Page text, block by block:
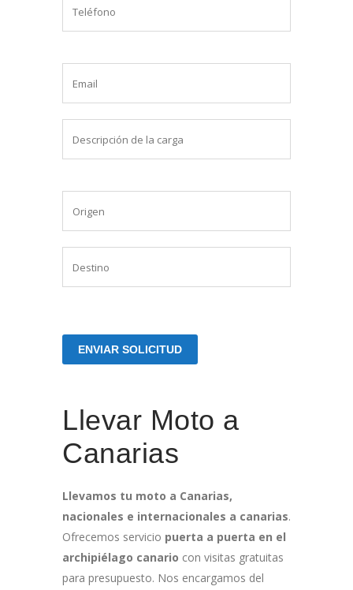
Llevar Moto a
Canarias
Llevamos tu moto a Canarias,
nacionales e internacionales a canarias.
Ofrecemos servicio puerta a puerta en el
archipiélago canario con visitas gratuitas
para presupuesto. Nos encargamos del